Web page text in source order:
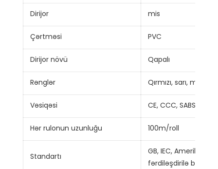
Dirijor mis
Çərtməsi PVC
Dirijor növü Qapalı
Rənglər Qırmızı, sarı, mavi,
Vəsiqəsi CE, CCC, SABS, TUV,
Hər rulonun uzunluğu 100m/roll
Standartı
GB, IEC, Amerika
fərdiləşdirilə bilər